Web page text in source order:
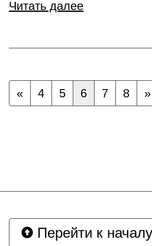
Читать далее
« 4 5 6 7 8 »
Перейти к